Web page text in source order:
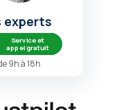
experts
Service et
appel gratuit
9h à 18h